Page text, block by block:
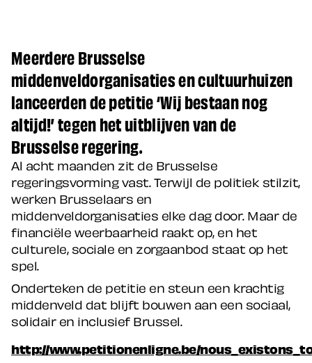
Meerdere Brusselse
middenveldorganisaties en cultuurhuizen
lanceerden de petitie ‘Wij bestaan nog
altijd!’ tegen het uitblijven van de
Brusselse regering.
Al acht maanden zit de Brusselse
regeringsvorming vast. Terwijl de politiek stilzit,
werken Brusselaars en
middenveldorganisaties elke dag door. Maar de
financiële weerbaarheid raakt op, en het
culturele, sociale en zorgaanbod staat op het
spel.
Onderteken de petitie en steun een krachtig
middenveld dat blijft bouwen aan een sociaal,
solidair en inclusief Brussel.
http://www.petitionenligne.be/